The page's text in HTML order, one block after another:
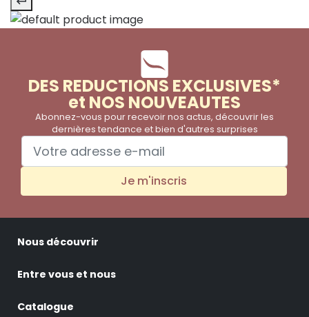
DES REDUCTIONS EXCLUSIVES*
et NOS NOUVEAUTES
Abonnez-vous pour recevoir nos actus, découvrir les
dernières tendance et bien d'autres surprises
Je m'inscris
Nous découvrir
Entre vous et nous
Catalogue